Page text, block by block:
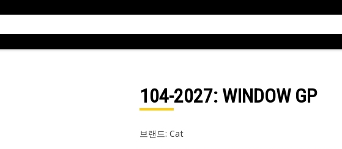
104-2027: WINDOW GP
브랜드: Cat